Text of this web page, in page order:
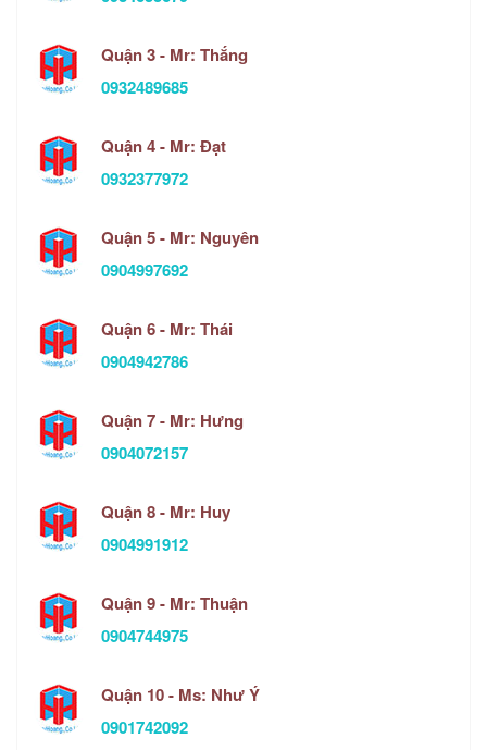
Quận 3 - Mr: Thắng
0932489685
Quận 4 - Mr: Đạt
0932377972
Quận 5 - Mr: Nguyên
0904997692
Quận 6 - Mr: Thái
0904942786
Quận 7 - Mr: Hưng
0904072157
Quận 8 - Mr: Huy
0904991912
Quận 9 - Mr: Thuận
0904744975
Quận 10 - Ms: Như Ý
0901742092